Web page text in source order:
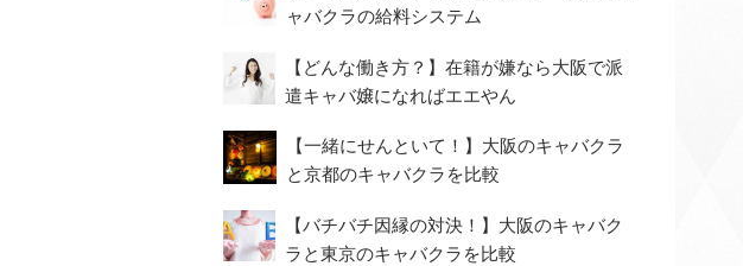
ャバクラの給料システム
【どんな働き方？】在籍が嫌なら大阪で派
遣キャバ嬢になればエエやん
【一緒にせんといて！】大阪のキャバクラ
と京都のキャバクラを比較
【バチバチ因縁の対決！】大阪のキャバク
ラと東京のキャバクラを比較